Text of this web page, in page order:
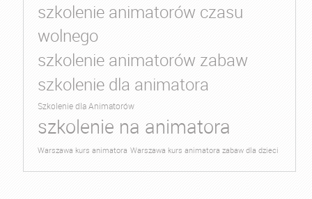
szkolenie animatorów czasu
wolnego
szkolenie animatorów zabaw
szkolenie dla animatora
Szkolenie dla Animatorów
szkolenie na animatora
Warszawa kurs animatora Warszawa kurs animatora zabaw dla dzieci